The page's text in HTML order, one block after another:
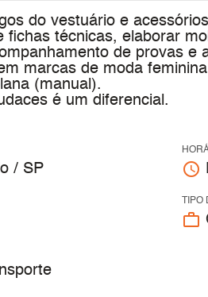
do vestuário e
fichas técnicas, elaborar
de provas e
marcas de moda
(manual).
é um diferencial.
/ SP access_time
work_outline